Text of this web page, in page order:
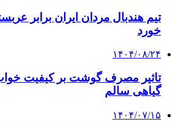
تیم هندبال مردان ایران برابر
خورد
۱۴۰۴/۰۸/۲۴
تاثیر مصرف گوشت بر کیفیت
گیاهی سالم
۱۴۰۴/۰۷/۱۵